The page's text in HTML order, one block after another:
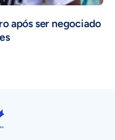
após ser negociado